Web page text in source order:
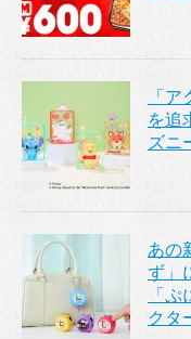
「
を追
ズニ
あの
ず」
「
クタ